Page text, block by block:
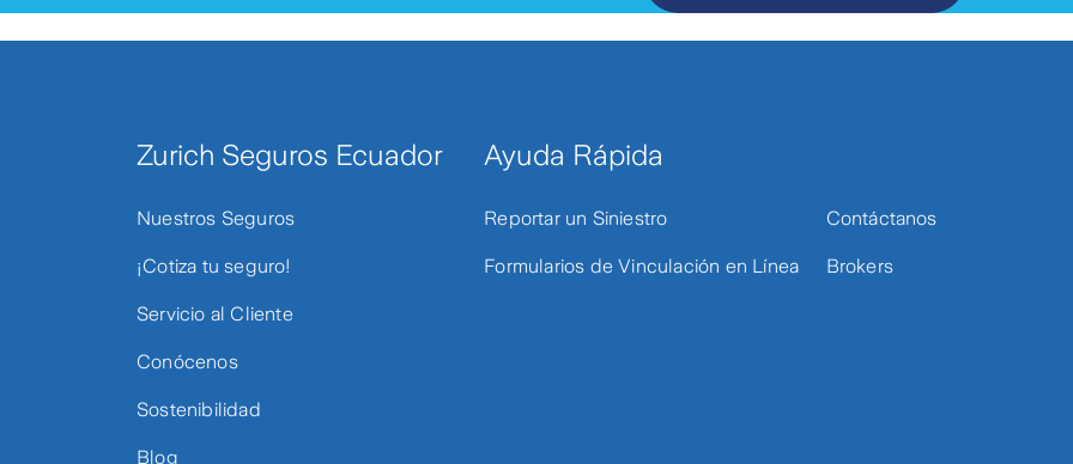
Zurich Seguros Ecuador
Nuestros Seguros
¡Cotiza tu seguro!
Servicio al Cliente
Conócenos
Sostenibilidad
Blog
Ayuda Rápida
Reportar un Siniestro
Formularios de Vinculación en Línea
Contáctanos
Brokers